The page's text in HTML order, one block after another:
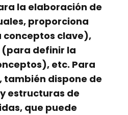
la elaboración de
proporciona
conceptos clave),
(para definir la
etc. Para
dispone de
estructuras de
que puede